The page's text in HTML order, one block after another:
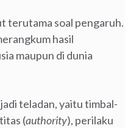
terutama soal pengaruh.
hasil
maupun di dunia
teladan, yaitu timbal-
(authority), perilaku